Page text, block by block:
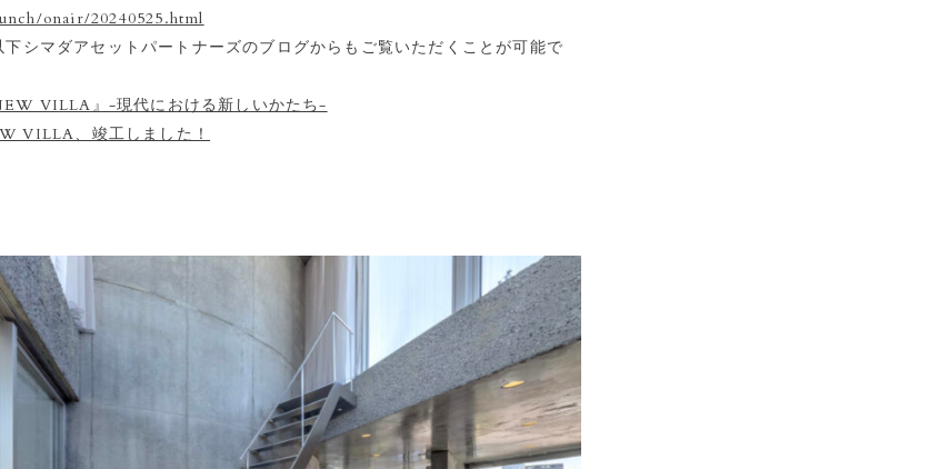
onair/20240525.html
シマダアセットパートナーズのブログからもご覧いただくことが可能で
VILLA』-現代における新しいかたち-
VILLA、竣工しました！